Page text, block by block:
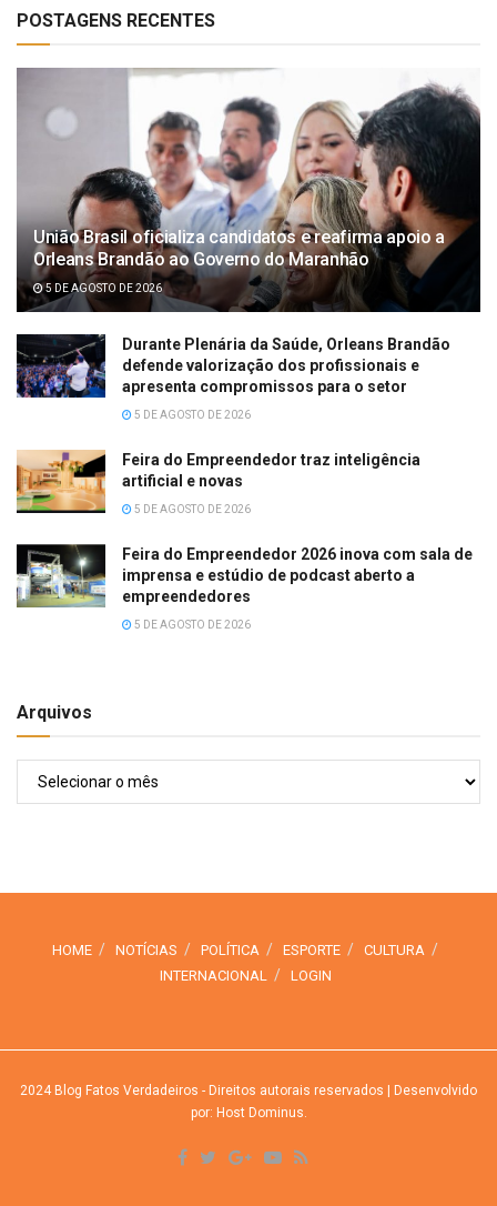
POSTAGENS RECENTES
União Brasil oficializa candidatos e reafirma apoio a
Orleans Brandão ao Governo do Maranhão
5 DE AGOSTO DE 2026
Durante Plenária da Saúde, Orleans Brandão
defende valorização dos profissionais e
apresenta compromissos para o setor
5 DE AGOSTO DE 2026
Feira do Empreendedor traz inteligência
artificial e novas
5 DE AGOSTO DE 2026
Feira do Empreendedor 2026 inova com sala de
imprensa e estúdio de podcast aberto a
empreendedores
5 DE AGOSTO DE 2026
Arquivos
Arquivos
HOME NOTÍCIAS POLÍTICA ESPORTE
CULTURA
INTERNACIONAL
LOGIN
2024Blog Fatos Verdadeiros - Direitos autorais reservados | Desenvolvido
por: Host Dominus.